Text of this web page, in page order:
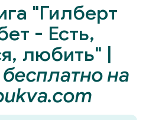
"Гилберт
- Есть,
любить" |
на